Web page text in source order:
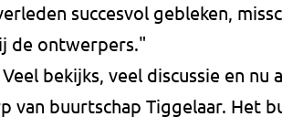
succesvol gebleken,
de ontwerpers."
Veel bekijks, veel discussie en nu
van buurtschap Tiggelaar. Het